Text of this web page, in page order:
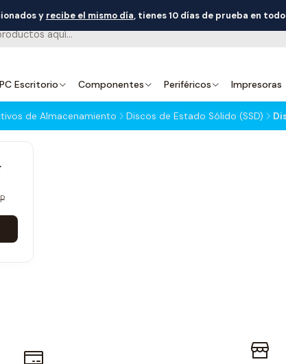
PC Escritorio Componentes Periféricos Impresoras
y recibe el mismo día, tienes 10 días de prueba en
de Almacenamiento Discos de Estado Sólido (SSD)